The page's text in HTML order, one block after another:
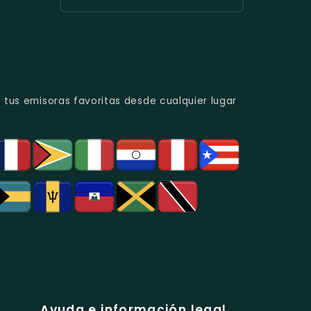
Y
Bogotá.
emisoras favoritas desde cualquier lugar